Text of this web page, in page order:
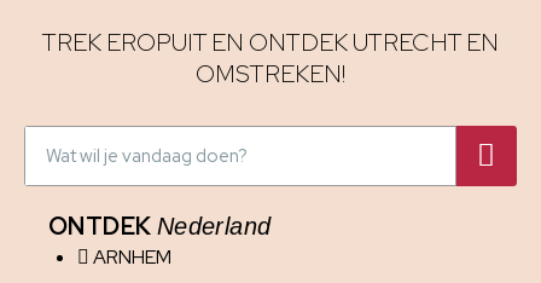
TREK EROPUIT EN ONTDEK UTRECHT EN
OMSTREKEN!
ONTDEK Nederland
ARNHEM